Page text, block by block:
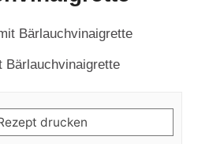
Bärlauchvinaigrette
drucken